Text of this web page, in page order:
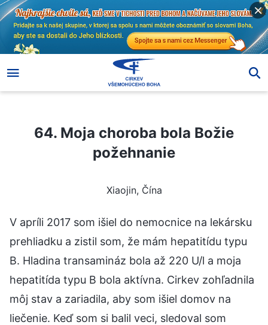
64. Moja choroba bola Božie požehnanie
64. Moja choroba bola Božie
požehnanie
Xiaojin, Čína
V apríli 2017 som išiel do nemocnice na lekársku
prehliadku a zistil som, že mám hepatitídu typu
B. Hladina transamináz bola až 220 U/l a moja
hepatitída typu B bola aktívna. Cirkev zohľadnila
môj stav a zariadila, aby som išiel domov na
liečenie. Keď som si balil veci, sledoval som